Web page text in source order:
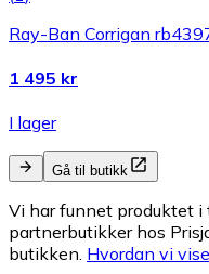
Ray-Ban Corrigan
1 495 kr
I lager
Gå til butikk
Vi har funnet produktet
partnerbutikker hos
butikken. Hvordan vi